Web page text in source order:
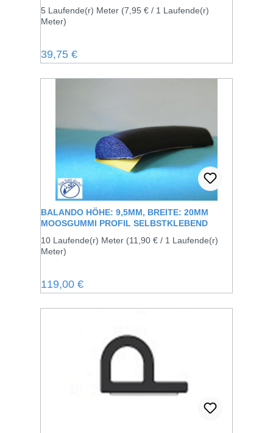
5 Laufende(r) Meter (7,95 € / 1 Laufende(r)
Meter)
Regulärer Preis:
39,75 €
BALANDO HÖHE: 9,5MM, BREITE: 20MM
MOOSGUMMI PROFIL SELBSTKLEBEND
10 Laufende(r) Meter (11,90 € / 1 Laufende(r)
Meter)
Regulärer Preis:
119,00 €